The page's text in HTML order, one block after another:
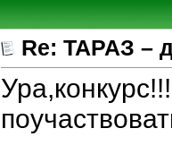
Re: ТАРАЗ –